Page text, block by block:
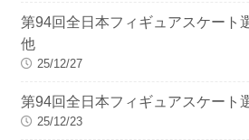
第94回全日本フィギュアスケート
他
25/12/27
第94回全日本フィギュアスケート
25/12/23